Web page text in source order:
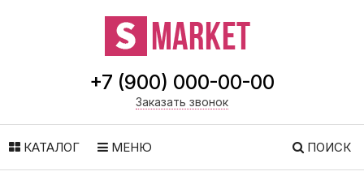
+7 (900) 000-00-00
Заказать звонок
КАТАЛОГ МЕНЮ ПОИСК